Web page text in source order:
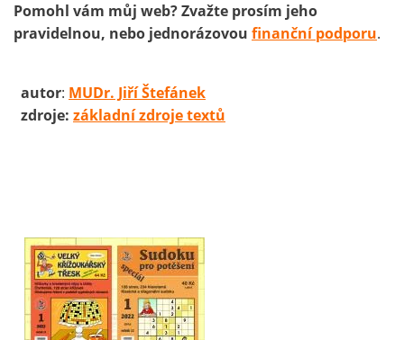
Pomohl vám můj web? Zvažte prosím jeho
pravidelnou, nebo jednorázovou finanční podporu.
autor: MUDr. Jiří Štefánek
zdroje: základní zdroje textů